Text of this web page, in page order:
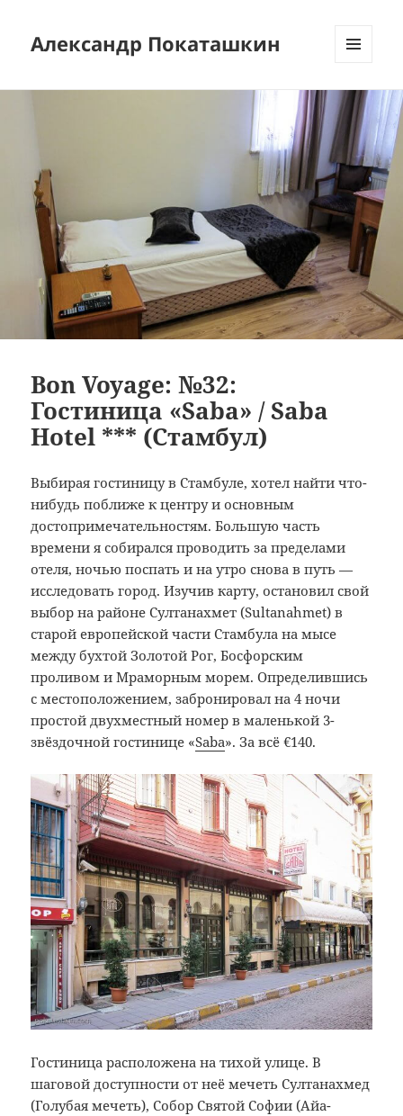
Александр Покаташкин
ВИДЖЕТЫ
Bon Voyage: №32:
Гостиница «Saba» / Saba
Hotel *** (Стамбул)
Выбирая гостиницу в Стамбуле, хотел найти что-
нибудь поближе к центру и основным
достопримечательностям. Большую часть
времени я собирался проводить за пределами
отеля, ночью поспать и на утро снова в путь —
исследовать город. Изучив карту, остановил свой
выбор на районе Султанахмет (Sultanahmet) в
старой европейской части Стамбула на мысе
между бухтой Золотой Рог, Босфорским
проливом и Мраморным морем. Определившись
с местоположением, забронировал на 4 ночи
простой двухместный номер в маленькой 3-
звёздочной гостинице «Saba». За всё €140.
Гостиница расположена на тихой улице. В
шаговой доступности от неё мечеть Султанахмед
(Голубая мечеть), Собор Святой Софии (Айа-